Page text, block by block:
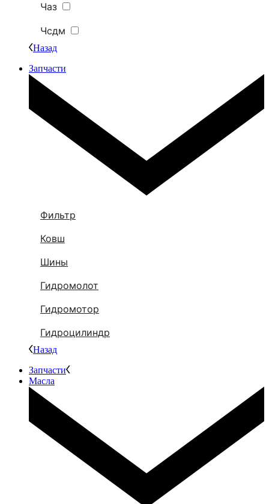
Чаз
Чсдм
Назад
Запчасти
Фильтр
Ковш
Шины
Гидромолот
Гидромотор
Гидроцилиндр
Назад
Запчасти
Масла